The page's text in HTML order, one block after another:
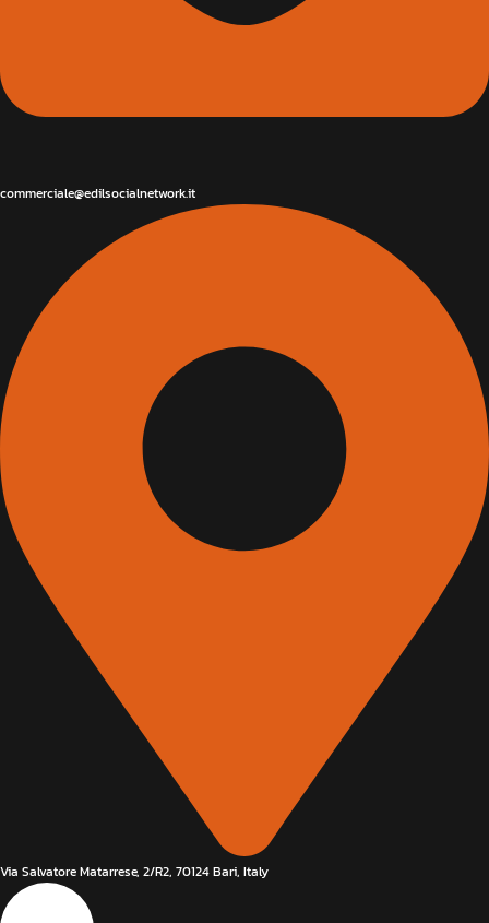
commerciale@edilsocialnetwork.it
Via Salvatore Matarrese, 2/R2, 70124 Bari, Italy